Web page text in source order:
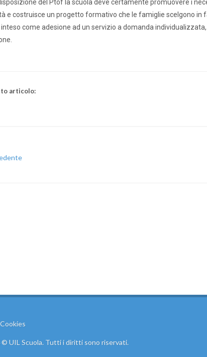
L’Esperto
del Ptof la scuola deve certamente promuovere i
e costruisce un progetto formativo che le famiglie scelgono in
come adesione ad un servizio a domanda
articolo:
Cookies
UIL Scuola. Tutti i diritti sono riservati.